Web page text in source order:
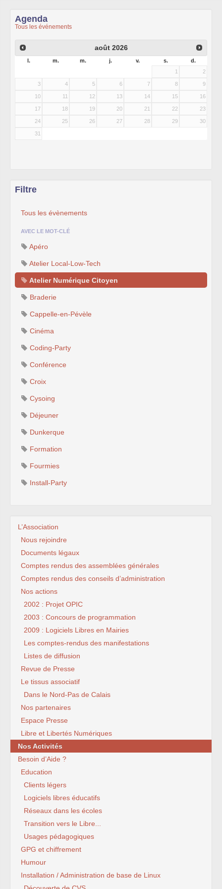
Agenda
Tous les événements
août 2026
l. m. m. j. v. s.
d.
1
2
3 4 5 6 7 8 9
10 11 12 13 14 15 16
17 18 19 20 21 22 23
24 25 26 27 28 29 30
31
Filtre
Tous les évènements
AVEC LE MOT-CLÉ
Apéro
Atelier Local-Low-Tech
Atelier Numérique Citoyen
Braderie
Cappelle-en-Pévèle
Cinéma
Coding-Party
Conférence
Croix
Cysoing
Déjeuner
Dunkerque
Formation
Fourmies
Install-Party
L’Association
Nous rejoindre
Documents légaux
Comptes rendus des assemblées générales
Comptes rendus des conseils d’administration
Nos actions
2002 : Projet OPIC
2003 : Concours de programmation
2009 : Logiciels Libres en Mairies
Les comptes-rendus des manifestations
Listes de diffusion
Revue de Presse
Le tissus associatif
Dans le Nord-Pas de Calais
Nos partenaires
Espace Presse
Libre et Libertés Numériques
Nos Activités
Besoin d’Aide ?
Education
Clients légers
Logiciels libres éducatifs
Réseaux dans les écoles
Transition vers le Libre...
Usages pédagogiques
GPG et chiffrement
Humour
Installation / Administration de base de Linux